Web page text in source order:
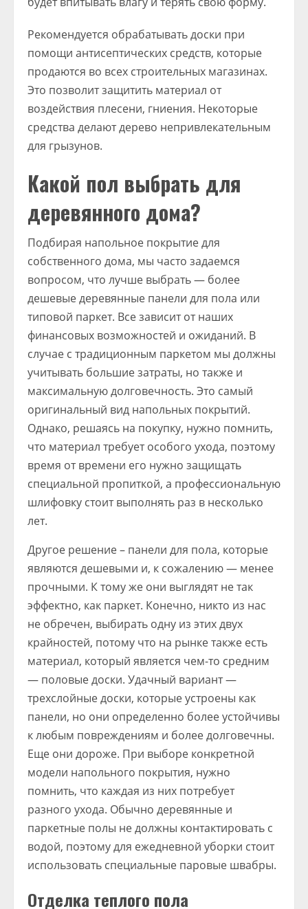
Рекомендуется обрабатывать доски при
помощи антисептических средств, которые
продаются во всех строительных магазинах.
Это позволит защитить материал от
воздействия плесени, гниения. Некоторые
средства делают дерево непривлекательным
для грызунов.
Какой пол выбрать для
деревянного дома?
Подбирая напольное покрытие для
собственного дома, мы часто задаемся
вопросом, что лучше выбрать — более
дешевые деревянные панели для пола или
типовой паркет. Все зависит от наших
финансовых возможностей и ожиданий. В
случае с традиционным паркетом мы должны
учитывать большие затраты, но также и
максимальную долговечность. Это самый
оригинальный вид напольных покрытий.
Однако, решаясь на покупку, нужно помнить,
что материал требует особого ухода, поэтому
время от времени его нужно защищать
специальной пропиткой, а профессиональную
шлифовку стоит выполнять раз в несколько
лет.
Другое решение – панели для пола, которые
являются дешевыми и, к сожалению — менее
прочными. К тому же они выглядят не так
эффектно, как паркет. Конечно, никто из нас
не обречен, выбирать одну из этих двух
крайностей, потому что на рынке также есть
материал, который является чем-то средним
— половые доски. Удачный вариант —
трехслойные доски, которые устроены как
панели, но они определенно более устойчивы
к любым повреждениям и более долговечны.
Еще они дороже. При выборе конкретной
модели напольного покрытия, нужно
помнить, что каждая из них потребует
разного ухода. Обычно деревянные и
паркетные полы не должны контактировать с
водой, поэтому для ежедневной уборки стоит
использовать специальные паровые швабры.
Отделка теплого пола